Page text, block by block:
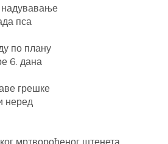
надувавање
пса
по плану
6. дана
грешке
неред
мртворођеног штенета